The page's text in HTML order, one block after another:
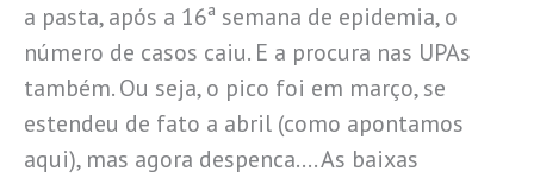
a pasta, após a 16ª semana de epidemia, o
número de casos caiu. E a procura nas UPAs
também. Ou seja, o pico foi em março, se
estendeu de fato a abril (como apontamos
aqui), mas agora despenca…. As baixas